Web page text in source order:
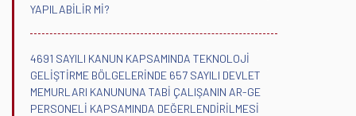
YAPILABİLİR Mİ?
4691 SAYILI KANUN KAPSAMINDA TEKNOLOJİ
GELİŞTİRME BÖLGELERİNDE 657 SAYILI DEVLET
MEMURLARI KANUNUNA TABİ ÇALIŞANIN AR-GE
PERSONELİ KAPSAMINDA DEĞERLENDİRİLMESİ